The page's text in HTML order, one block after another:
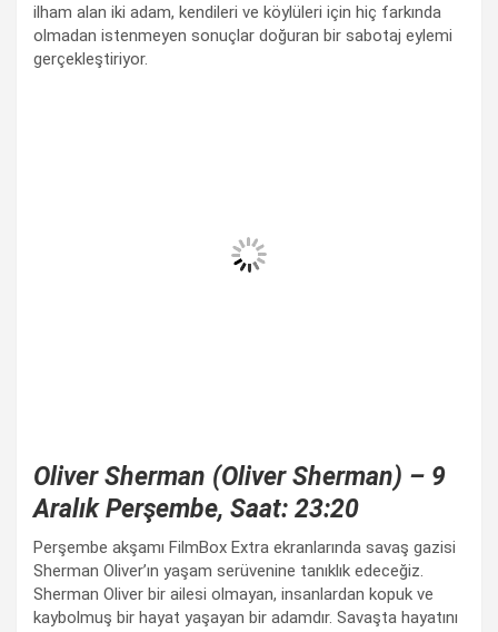
ilham alan iki adam, kendileri ve köylüleri için hiç farkında
olmadan istenmeyen sonuçlar doğuran bir sabotaj eylemi
gerçekleştiriyor.
Oliver Sherman (Oliver Sherman) – 9
Aralık Perşembe, Saat: 23:20
Perşembe akşamı FilmBox Extra ekranlarında savaş gazisi
Sherman Oliver’ın yaşam serüvenine tanıklık edeceğiz.
Sherman Oliver bir ailesi olmayan, insanlardan kopuk ve
kaybolmuş bir hayat yaşayan bir adamdır. Savaşta hayatını